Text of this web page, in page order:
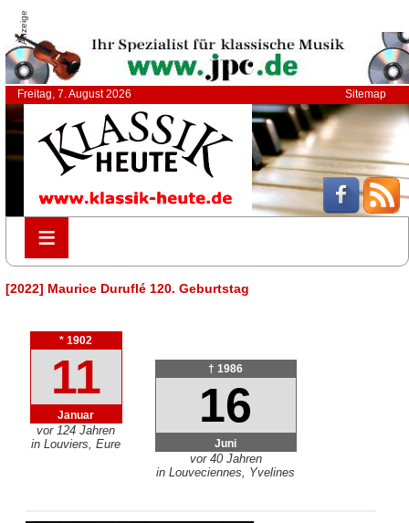
Anzeige
Freitag, 7. August 2026 Sitemap
≡
≡
[2022] Maurice Duruflé 120. Geburtstag
* 1902
11
Januar
vor 124 Jahren
in Louviers, Eure
† 1986
16
Juni
vor 40 Jahren
in Louveciennes, Yvelines